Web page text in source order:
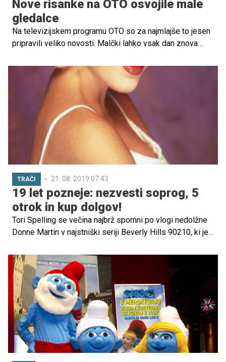
Nove risanke na OTO osvojile male
gledalce
Na televizijskem programu OTO so za najmlajše to jesen
pripravili veliko novosti. Malčki lahko vsak dan znova
razburljivim pustolovščinam naproti.
TRAČI 21. 08. 2019 07.43
19 let pozneje: nezvesti soprog, 5
otrok in kup dolgov!
Tori Spelling se večina najbrž spomni po vlogi nedolžne
Donne Martin v najstniški seriji Beverly Hills 90210, ki je
ljudi po vsem svetu. Serija je Tori izstrelila med zvezde
in močno odebelila njen že tako ogromen bančni račun, a
je denar po koncu snemanja zaradi pretirane
zapravljivosti in nespametnih finančnih odločitev hitro
skopnel. Zvezdnica, ki se je medtem dvakrat poročila in
ima pet otrok, se tako že več let bori z dolgovi, zato je
bila prisiljena razkošno življenje zamenjati za
povprečnega ter priložnost ob televiziji in filmu poiskati
še v resničnostnih šovih ter pisanju knjig.